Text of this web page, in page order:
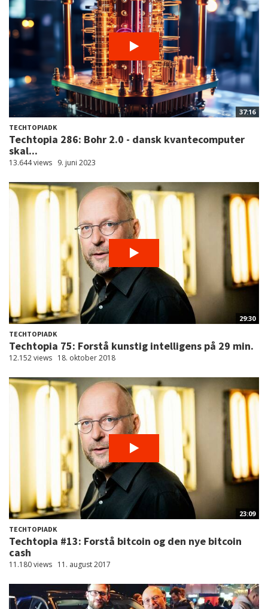
37:16
TECHTOPIADK
Techtopia 286: Bohr 2.0 - dansk kvantecomputer
skal...
13.644 views 9. juni 2023
29:30
TECHTOPIADK
Techtopia 75: Forstå kunstig intelligens på 29 min.
12.152 views 18. oktober 2018
23:09
TECHTOPIADK
Techtopia #13: Forstå bitcoin og den nye bitcoin
cash
11.180 views 11. august 2017